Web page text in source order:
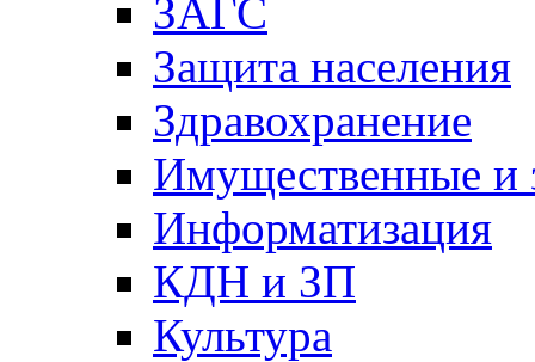
ЗАГС
Защита населения
Здравохранение
Имущественные и
Информатизация
КДН и ЗП
Культура